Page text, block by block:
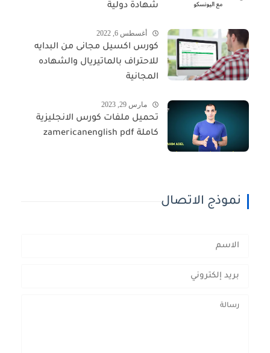
شهادة دولية
أغسطس 6, 2022
كورس اكسيل مجانى من البدايه
للاحتراف بالماتيريال والشهاده
المجانية
مارس 29, 2023
تحميل ملفات كورس الانجليزية
كاملة zamericanenglish pdf
نموذج الاتصال